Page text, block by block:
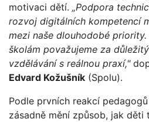
motivaci dětí. „Podpora
rozvoj digitálních kompetencí
mezi naše dlouhodobé
školám považujeme za
vzdělávání s reálnou praxí,"
Edvard Kožušník (Spolu).
Podle prvních reakcí
zásadně mění způsob, jak děti